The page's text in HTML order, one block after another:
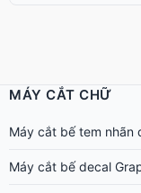
MÁY CẮT CHỮ
Máy cắt bế tem nhãn
Máy cắt bế decal